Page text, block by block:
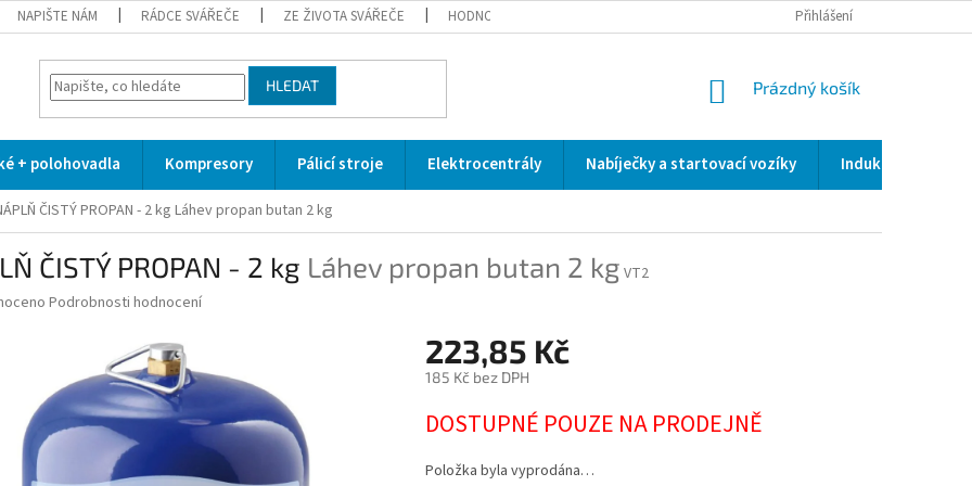
NAPIŠTE NÁM RÁDCE SVÁŘEČE ZE ŽIVOTA SVÁŘEČE HODNOCENÍ OBCHODU SERVIS / KALIBRACE / VALIDACE/ WELDSCANNER S3
Přihlášení
HLEDAT
NÁKUPNÍ
Prázdný košík
+ polohovadla Kompresory Pálicí stroje Elektrocentrály Nabíječky a startovací vozíky Indukční a
ČISTÝ PROPAN - 2 kg Láhev propan butan 2 kg
ČISTÝ PROPAN - 2 kg Láhev propan butan 2 kg VT2
Podrobnosti hodnocení
223,85 Kč
185 Kč bez DPH
cena:
DOSTUPNÉ POUZE NA PRODEJNĚ
Položka byla vyprodána…